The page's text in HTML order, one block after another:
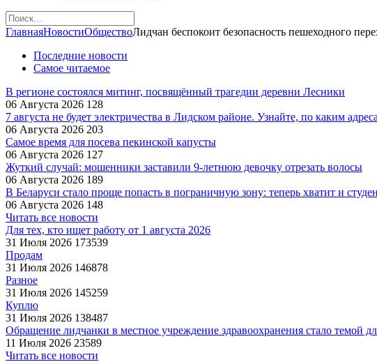
ГлавнаяНовостиОбществоЛидчан беспокоит безопасность пешеходного
Последние новости
Самое читаемое
В регионе состоялся митинг, посвящённый трагедии деревни Лесники
06 Августа 2026 128
7 августа не будет электричества в Лидском районе. Узнайте, по каким
06 Августа 2026 203
Самое время для посева пекинской капусты
06 Августа 2026 127
Жуткий случай: мошенники заставили 9‑летнюю девочку отрезать волосы
06 Августа 2026 189
В Беларуси стало проще попасть в пограничную зону: теперь хватит и
06 Августа 2026 148
Читать все новости
Для тех, кто ищет работу от 1 августа 2026
31 Июля 2026 173539
Продам
31 Июля 2026 146878
Разное
31 Июля 2026 145259
Куплю
31 Июля 2026 138487
Обращение лидчанки в местное учреждение здравоохранения стало темой
11 Июля 2026 23589
Читать все новости